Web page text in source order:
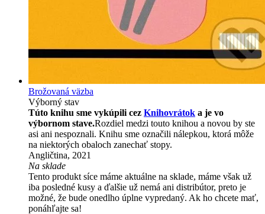
Brožovaná väzba
Výborný stav
Túto knihu sme vykúpili cez Knihovrátok a je vo
výbornom stave.Rozdiel medzi touto knihou a novou by ste
asi ani nespoznali. Knihu sme označili nálepkou, ktorá môže
na niektorých obaloch zanechať stopy.
Angličtina, 2021
Na sklade
Tento produkt síce máme aktuálne na sklade, máme však už
iba posledné kusy a ďalšie už nemá ani distribútor, preto je
možné, že bude onedlho úplne vypredaný. Ak ho chcete mať,
ponáhľajte sa!